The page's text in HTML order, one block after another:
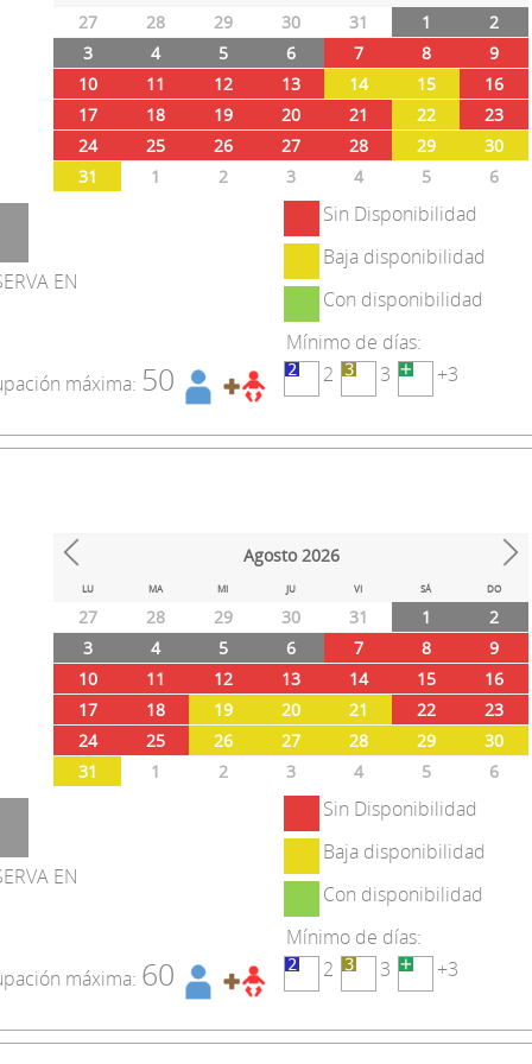
27 28 29 30 31 1
2
3
4 5 6 7 8
9
10
11 12 13 14 15
16
17
18 19 20 21 22
23
24
25 26 27 28 29
30
31
1 2 3 4 5 6
Sin Disponibilidad
Baja disponibilidad
Con disponibilidad
Mínimo de días:
2
3 +3
EN
máxima: 50
Prev Next
Agosto 2026
LU MA MI JU VI SÁ DO
27 28 29 30 31 1
2
3
4 5 6 7 8
9
10
11 12 13 14 15
16
17
18 19 20 21 22
23
24
25 26 27 28 29
30
31
1 2 3 4 5 6
Sin Disponibilidad
Baja disponibilidad
Con disponibilidad
Mínimo de días:
2
3 +3
EN
máxima: 60